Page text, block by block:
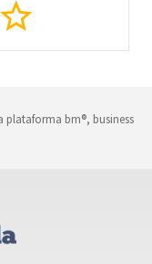
plataforma bm®, business